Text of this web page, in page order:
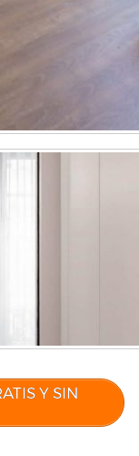
Y SIN